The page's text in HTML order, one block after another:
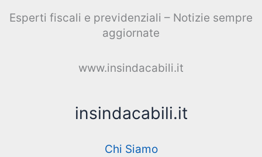
Esperti fiscali e previdenziali – Notizie sempre
aggiornate
www.insindacabili.it
insindacabili.it
Chi Siamo